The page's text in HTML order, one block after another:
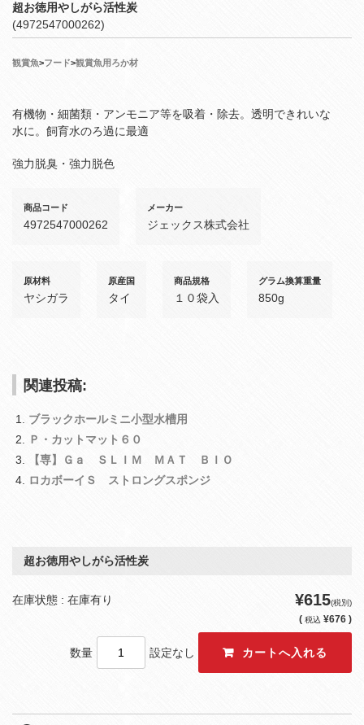
超お徳用やしがら活性炭
(4972547000262)
観賞魚>フード>観賞魚用ろか材
有機物・細菌類・アンモニア等を吸着・除去。透明できれいな
水に。飼育水のろ過に最適
強力脱臭・強力脱色
商品コード
4972547000262
メーカー
ジェックス株式会社
原材料
ヤシガラ
原産国
タイ
商品規格
１０袋入
グラム換算重量
850g
関連投稿:
ブラックホールミニ小型水槽用
Ｐ・カットマット６０
【専】Ｇａ ＳＬＩＭ ＭＡＴ ＢＩＯ
ロカボーイＳ ストロングスポンジ
超お徳用やしがら活性炭
在庫状態 : 在庫有り ¥615(税別)
( 税込 ¥676 )
数量 設定なし